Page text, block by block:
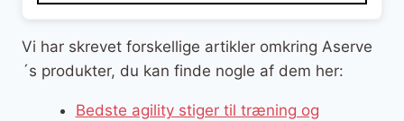
Vi har skrevet forskellige artikler omkring Aserve
´s produkter, du kan finde nogle af dem her:
Bedste agility stiger til træning og